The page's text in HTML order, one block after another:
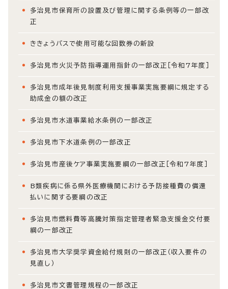
多治見市保育所の設置及び管理に関する条例等の一部改
正
ききょうバスで使用可能な回数券の新設
多治見市火災予防指導運用指針の一部改正［令和7年度］
多治見市成年後見制度利用支援事業実施要綱に規定する
助成金の額の改正
多治見市水道事業給水条例の一部改正
多治見市下水道条例の一部改正
多治見市産後ケア事業実施要綱の一部改正［令和7年度］
B類疾病に係る県外医療機関における予防接種費の償還
払いに関する要綱の改正
多治見市燃料費等高騰対策指定管理者緊急支援金交付要
綱の一部改正
多治見市大学奨学資金給付規則の一部改正（収入要件の
見直し）
多治見市文書管理規程の一部改正